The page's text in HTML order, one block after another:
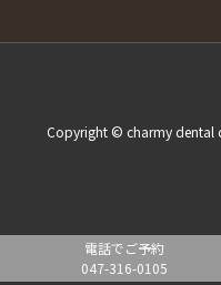
Copyright © charmy dental
電話でご予約
047-316-0105